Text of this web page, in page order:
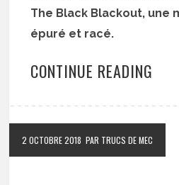
The Black Blackout, une
épuré et racé.
CONTINUE READING
2 OCTOBRE 2018 PAR TRUCS DE MEC